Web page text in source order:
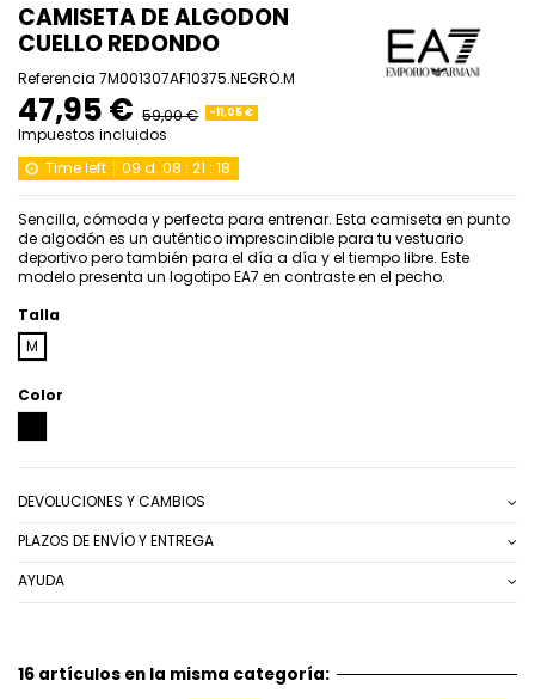
CAMISETA DE ALGODON
CUELLO REDONDO
Referencia 7M001307AF10375.NEGRO.M
47,95 € 59,00 € -11,05 €
Impuestos incluidos
Time left
09 d. 08 :21 :18
Sencilla, cómoda y perfecta para entrenar. Esta camiseta en punto
de algodón es un auténtico imprescindible para tu vestuario
deportivo pero también para el día a día y el tiempo libre. Este
modelo presenta un logotipo EA7 en contraste en el pecho.
Talla
M
Color
DEVOLUCIONES Y CAMBIOS
PLAZOS DE ENVÍO Y ENTREGA
AYUDA
16 artículos en la misma categoría: